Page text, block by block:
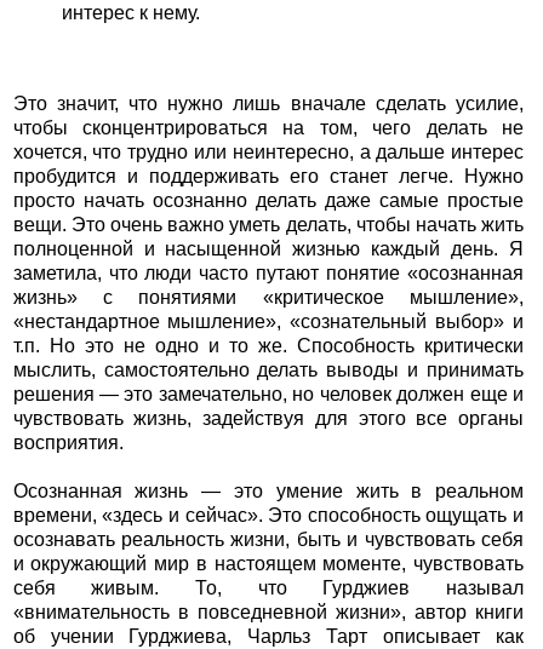
интерес к нему.
Это значит, что нужно лишь вначале сделать усилие,
чтобы сконцентрироваться на том, чего делать не
хочется, что трудно или неинтересно, а дальше интерес
пробудится и поддерживать его станет легче. Нужно
просто начать осознанно делать даже самые простые
вещи. Это очень важно уметь делать, чтобы начать жить
полноценной и насыщенной жизнью каждый день. Я
заметила, что люди часто путают понятие «осознанная
жизнь» с понятиями «критическое мышление»,
«нестандартное мышление», «сознательный выбор» и
т.п. Но это не одно и то же. Способность критически
мыслить, самостоятельно делать выводы и принимать
решения — это замечательно, но человек должен еще и
чувствовать жизнь, задействуя для этого все органы
восприятия.
Осознанная жизнь — это умение жить в реальном
времени, «здесь и сейчас». Это способность ощущать и
осознавать реальность жизни, быть и чувствовать себя
и окружающий мир в настоящем моменте, чувствовать
себя живым. То, что Гурджиев называл
«внимательность в повседневной жизни», автор книги
об учении Гурджиева, Чарльз Тарт описывает как